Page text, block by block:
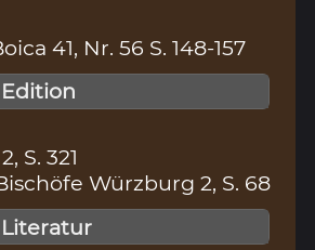
41, Nr. 56 S. 148-157
S. 321
Würzburg 2, S. 68